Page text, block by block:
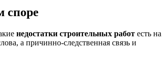
споре
недостатки строительных работ есть на
а причинно-следственная связь и